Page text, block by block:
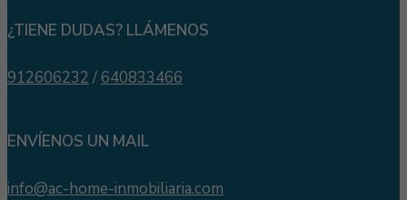
¿TIENE DUDAS? LLÁMENOS
912606232 /640833466
ENVÍENOS UN MAIL
info@ac-home-inmobiliaria.com